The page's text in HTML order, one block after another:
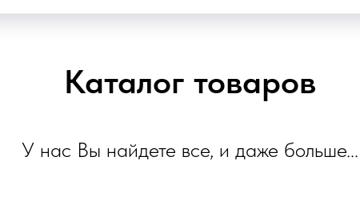
Каталог товаров
У нас Вы найдете все, и даже больше...